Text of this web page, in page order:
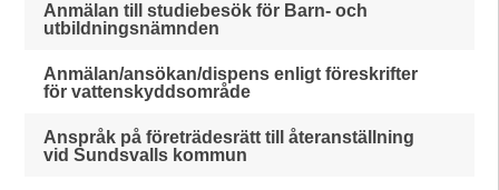
Anmälan till studiebesök för Barn- och
utbildningsnämnden
Anmälan/ansökan/dispens enligt föreskrifter
för vattenskyddsområde
Anspråk på företrädesrätt till återanställning
vid Sundsvalls kommun